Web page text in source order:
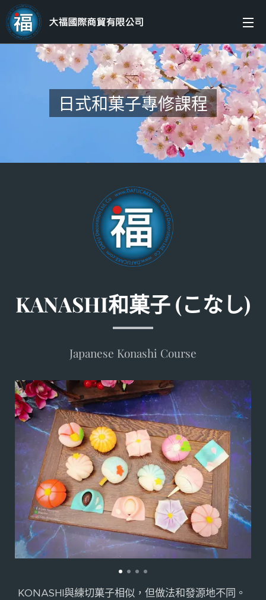
大福國際商貿有限公司
日式和菓子專修課程
KANASHI和菓子 (こなし)
Japanese Konashi Course
KONASHI與練切菓子相似，但做法和發源地不同。